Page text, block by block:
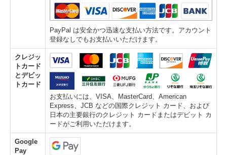
PayPal は安全かつ迅速な支払い方法です。アカウント
登録なしでもお支払いいただけます。
クレジッ
トカード
とデビッ
トカード
お支払いには、VISA、MasterCard、American
Express、JCB などの国際クレジット カード、および
日本の主要銀行のクレジット カードまたはデビット カ
ードがご利用いただけます。
Google
Pay